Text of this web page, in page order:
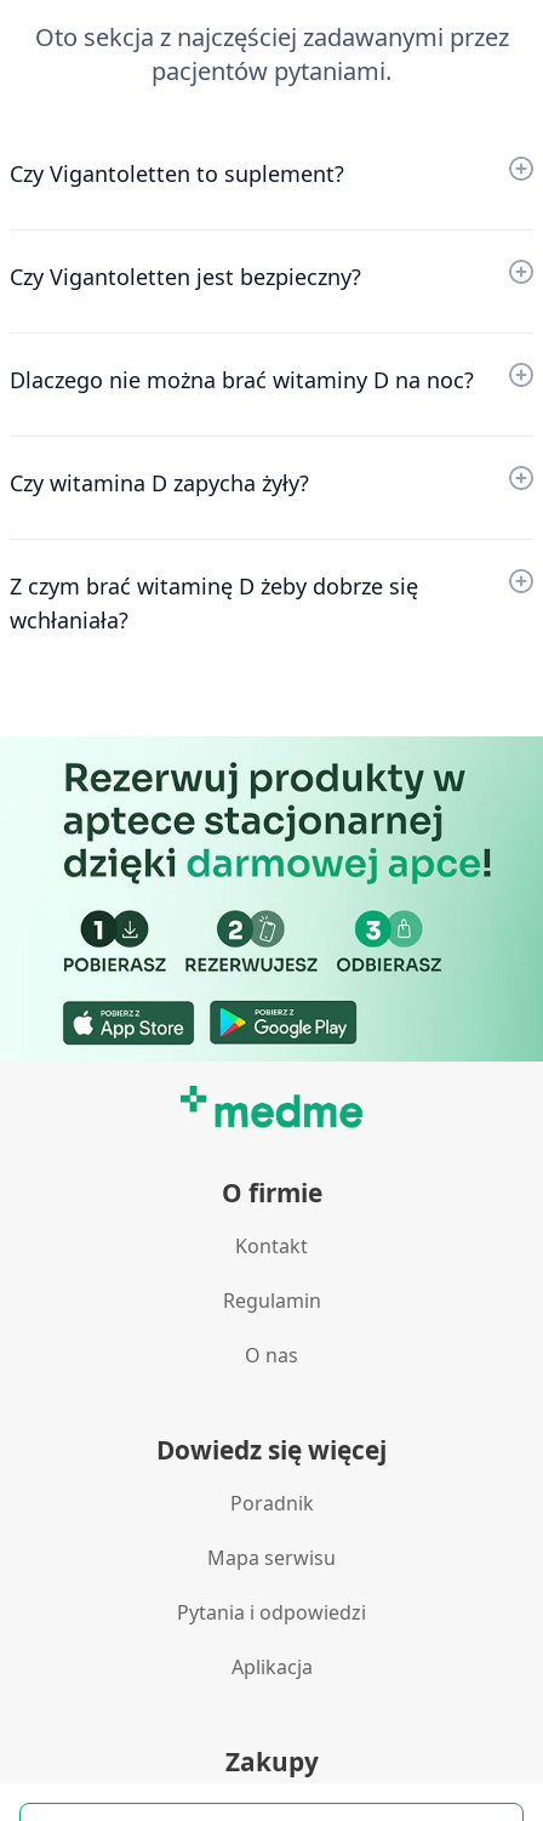
Oto sekcja z najczęściej zadawanymi przez
pacjentów pytaniami.
Czy Vigantoletten to suplement?
Czy Vigantoletten jest bezpieczny?
Dlaczego nie można brać witaminy D na noc?
Czy witamina D zapycha żyły?
Z czym brać witaminę D żeby dobrze się
wchłaniała?
O firmie
Kontakt
Regulamin
O nas
Dowiedz się więcej
Poradnik
Mapa serwisu
Pytania i odpowiedzi
Aplikacja
Zakupy